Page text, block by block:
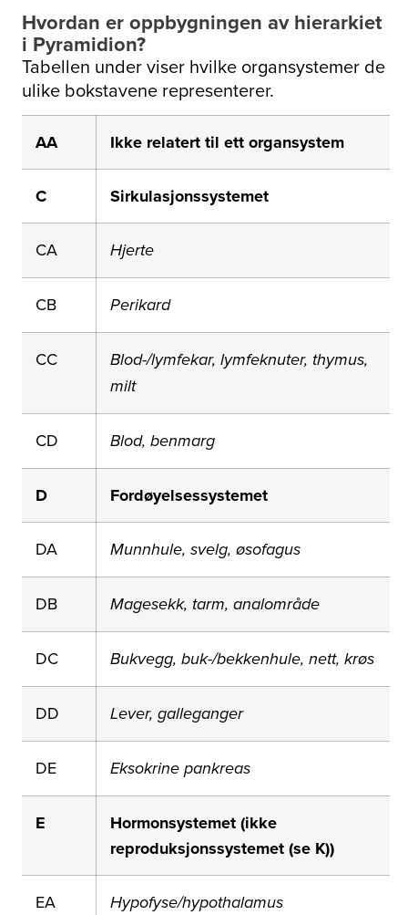
Hvordan er oppbygningen av hierarkiet
i Pyramidion?
Tabellen under viser hvilke organsystemer de
ulike bokstavene representerer.
AA Ikke relatert til ett organsystem
C Sirkulasjonssystemet
CA Hjerte
CB Perikard
CC
Blod-/lymfekar, lymfeknuter, thymus,
milt
CD Blod, benmarg
D Fordøyelsessystemet
DA Munnhule, svelg, øsofagus
DB Magesekk, tarm, analområde
DC Bukvegg, buk-/bekkenhule, nett, krøs
DD Lever, galleganger
DE Eksokrine pankreas
E
Hormonsystemet (ikke
reproduksjonssystemet (se K))
EA Hypofyse/hypothalamus